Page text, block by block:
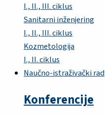
I., II., III. ciklus
Sanitarni inženjering
I., II., III. ciklus
Kozmetologija
I., II. ciklus
Naučno-istraživački rad
Konferencije